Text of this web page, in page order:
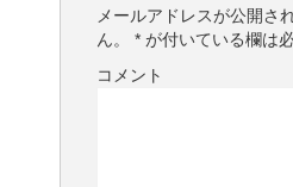
メールアドレスが公開さ
ん。
* が付いている欄は
コメント